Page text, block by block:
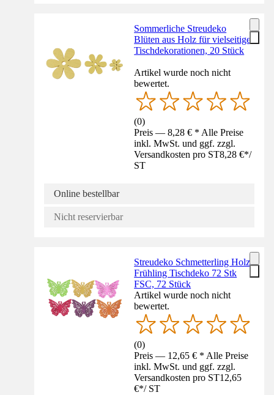
Sommerliche Streudeko
Blüten aus Holz für vielseitige
Tischdekorationen, 20 Stück
Artikel wurde noch nicht
bewertet.
(0)
Preis — 8,28 € * Alle Preise
inkl. MwSt. und ggf. zzgl.
Versandkosten pro ST8,28 €*/
ST
Online bestellbar
Nicht reservierbar
Streudeko Schmetterling Holz
Frühling Tischdeko 72 Stk
FSC, 72 Stück
Artikel wurde noch nicht
bewertet.
(0)
Preis — 12,65 € * Alle Preise
inkl. MwSt. und ggf. zzgl.
Versandkosten pro ST12,65
€*/ ST